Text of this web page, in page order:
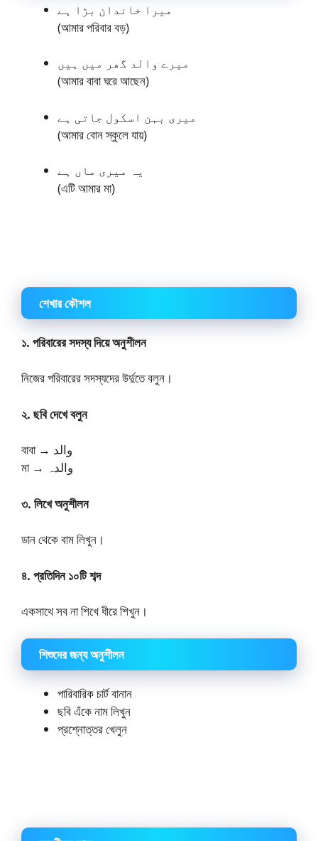
میرا خاندان بڑا ہے
(আমার পরিবার বড়)
میرے والد گھر میں ہیں
(আমার বাবা ঘরে আছেন)
میری بہن اسکول جاتی ہے
(আমার বোন স্কুলে যায়)
یہ میری ماں ہے
(এটি আমার মা)
শেখার কৌশল
১. পরিবারের সদস্য দিয়ে অনুশীলন
নিজের পরিবারের সদস্যদের উর্দুতে বলুন।
২. ছবি দেখে বলুন
বাবা → والد
মা → والدہ
৩. লিখে অনুশীলন
ডান থেকে বাম লিখুন।
৪. প্রতিদিন ১০টি শব্দ
একসাথে সব না শিখে ধীরে শিখুন।
শিশুদের জন্য অনুশীলন
পারিবারিক চার্ট বানান
ছবি এঁকে নাম লিখুন
প্রশ্নোত্তর খেলুন